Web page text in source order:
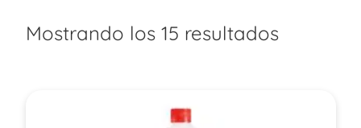
Mostrando los 15 resultados